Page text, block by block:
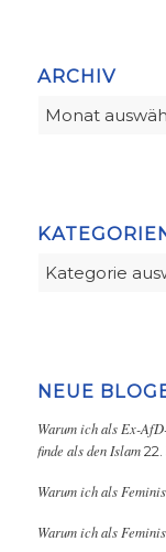
ARCHIV
Kategorien
NEUE
Warum ich als Ex-
finde als den Islam
Warum ich als
Warum ich als